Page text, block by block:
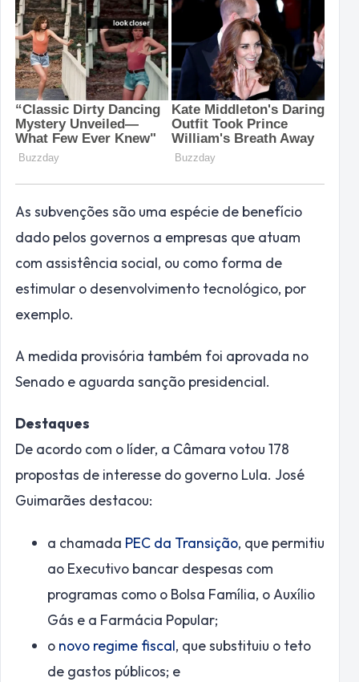
As subvenções são uma espécie de benefício
dado pelos governos a empresas que atuam
com assistência social, ou como forma de
estimular o desenvolvimento tecnológico, por
exemplo.
A medida provisória também foi aprovada no
Senado e aguarda sanção presidencial.
Destaques
De acordo com o líder, a Câmara votou 178
propostas de interesse do governo Lula. José
Guimarães destacou:
a chamada PEC da Transição, que permitiu
ao Executivo bancar despesas com
programas como o Bolsa Família, o Auxílio
Gás e a Farmácia Popular;
o novo regime fiscal, que substituiu o teto
de gastos públicos; e